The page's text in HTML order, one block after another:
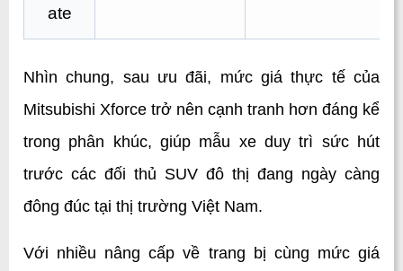
ate
Nhìn chung, sau ưu đãi, mức giá thực tế của
Mitsubishi Xforce trở nên cạnh tranh hơn đáng kể
trong phân khúc, giúp mẫu xe duy trì sức hút
trước các đối thủ SUV đô thị đang ngày càng
đông đúc tại thị trường Việt Nam.
Với nhiều nâng cấp về trang bị cùng mức giá